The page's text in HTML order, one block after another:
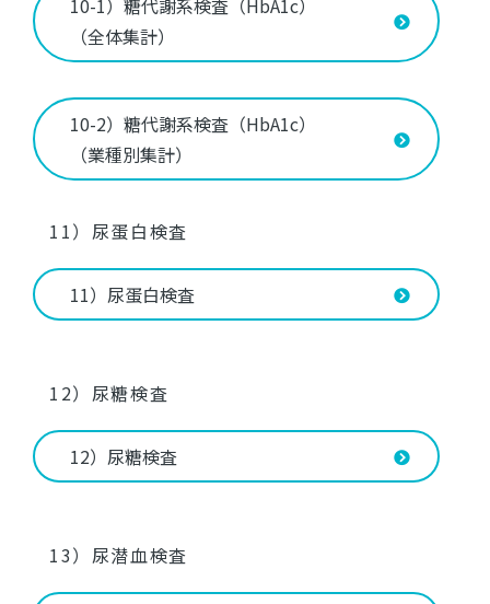
10-1）糖代謝系検査（HbA1c）
（全体集計）
10-2）糖代謝系検査（HbA1c）
（業種別集計）
11）尿蛋白検査
11）尿蛋白検査
12）尿糖検査
12）尿糖検査
13）尿潜血検査